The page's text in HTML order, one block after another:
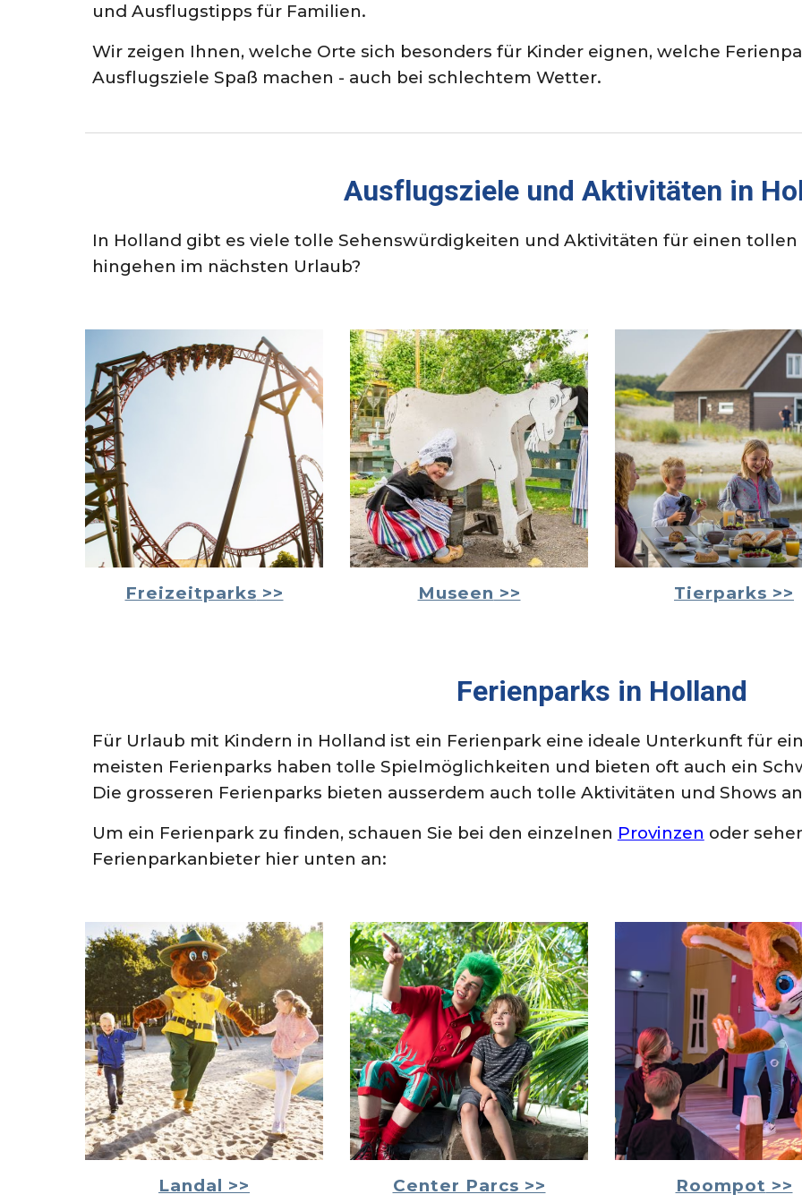
und Ausflugstipps für Familien.
Wir zeigen Ihnen, welche Orte sich besonders für Kinder eignen, welche
Ausflugsziele Spaß machen - auch bei schlechtem Wetter.
Ausflugsziele und Aktivitäten in
In Holland gibt es viele tolle Sehenswürdigkeiten und Aktivitäten für einen
hingehen im nächsten Urlaub?
Freizeitparks >> Museen >> Tierparks >>
Ferienparks in Holland
Für Urlaub mit Kindern in Holland ist ein Ferienpark eine ideale Unterkunft für
meisten Ferienparks haben tolle Spielmöglichkeiten und bieten oft auch ein
Die grosseren Ferienparks bieten ausserdem auch tolle Aktivitäten und Shows
Um ein Ferienpark zu finden, schauen Sie bei den einzelnen Provinzen oder
Ferienparkanbieter hier unten an:
Landal >> Center Parcs >> Roompot >>